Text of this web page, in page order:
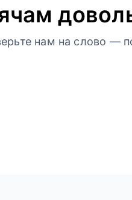
нам на слово —